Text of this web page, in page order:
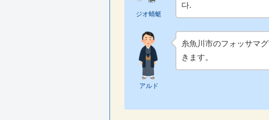
ジオ蜻蜓
다.
アルド
糸魚川市のフォッサマ
きます。